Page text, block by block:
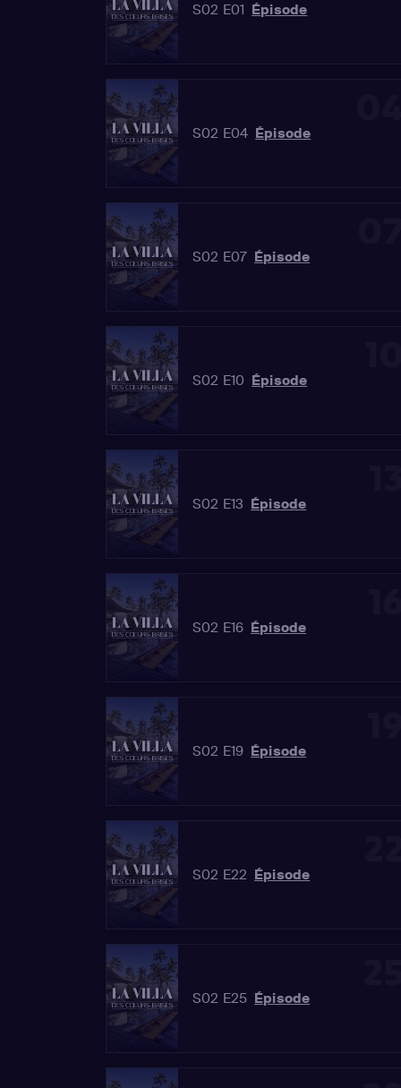
S02 E01 Épisode
S02 E04 Épisode
S02 E07 Épisode
S02 E10 Épisode
S02 E13 Épisode
S02 E16 Épisode
S02 E19 Épisode
S02 E22 Épisode
S02 E25 Épisode